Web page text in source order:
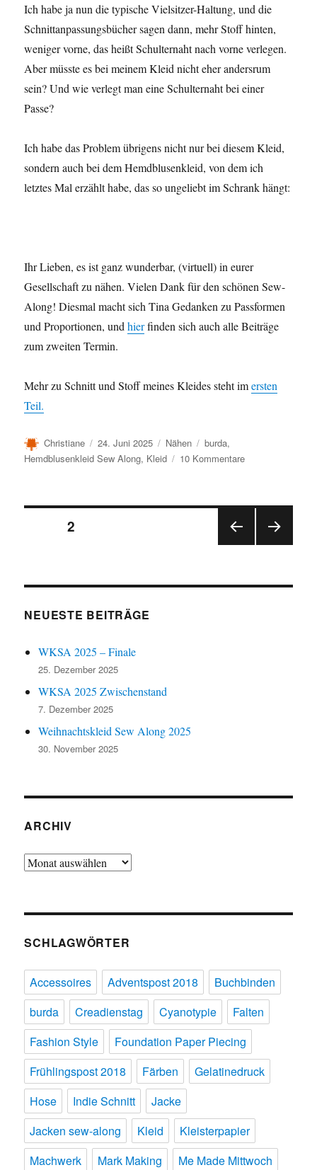
Ich habe ja nun die typische Vielsitzer-Haltung, und die
Schnittanpassungsbücher sagen dann, mehr Stoff hinten,
weniger vorne, das heißt Schulternaht nach vorne verlegen.
Aber müsste es bei meinem Kleid nicht eher andersrum
sein? Und wie verlegt man eine Schulternaht bei einer
Passe?
Ich habe das Problem übrigens nicht nur bei diesem Kleid,
sondern auch bei dem Hemdblusenkleid, von dem ich
letztes Mal erzählt habe, das so ungeliebt im Schrank hängt:
Ihr Lieben, es ist ganz wunderbar, (virtuell) in eurer
Gesellschaft zu nähen. Vielen Dank für den schönen Sew-
Along! Diesmal macht sich Tina Gedanken zu Passformen
und Proportionen, undhierfinden sich auch alle Beiträge
zum zweiten Termin.
Mehr zu Schnitt und Stoff meines Kleides steht imersten
Teil.
Autor
Christiane
Veröffentlicht
am
24. Juni 2025 Kategorien
Nähen Schlagwörter
burda,
Hemdblusenkleid Sew Along, Kleid 10 Kommentarezu
Along,
Seitennummerierung
Beiträge
SEIT
SEITE2
E
NEUESTE BEITRÄGE
WKSA 2025 – Finale
25. Dezember 2025
WKSA 2025 Zwischenstand
7. Dezember 2025
Weihnachtskleid Sew Along 2025
30. November 2025
ARCHIV
Archiv
SCHLAGWÖRTER
Accessoires Adventspost 2018
Buchbinden
burda
Creadienstag Cyanotypie
Falten
Fashion Style
Foundation Paper Piecing
Frühlingspost 2018
Färben
Gelatinedruck
Hose
Indie Schnitt
Jacke
Jacken sew-along
Kleid
Kleisterpapier
Machwerk
Mark Making
Me Made Mittwoch